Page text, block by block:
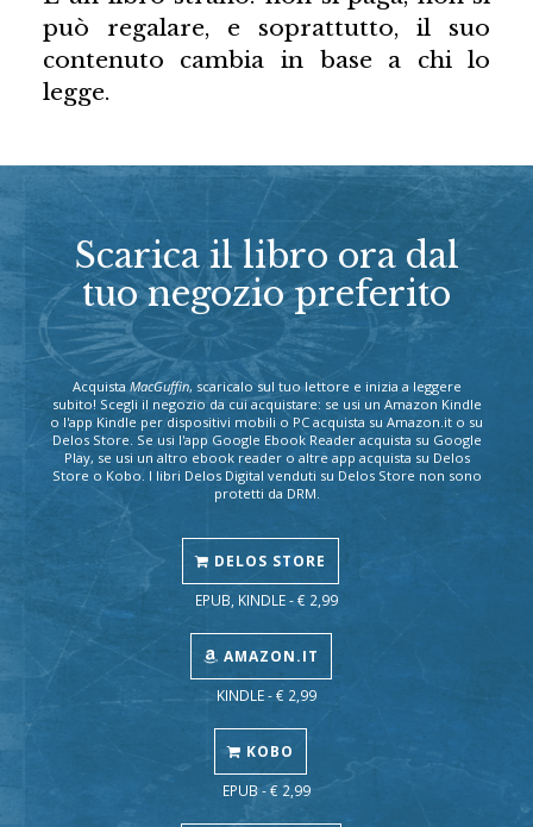
può regalare, e soprattutto, il suo
contenuto cambia in base a chi lo
legge.
Scarica il libro ora dal
tuo negozio preferito
Acquista MacGuffin, scaricalo sul tuo lettore e inizia a leggere
subito! Scegli il negozio da cui acquistare: se usi un Amazon Kindle
o l'app Kindle per dispositivi mobili o PC acquista su Amazon.it o su
Delos Store. Se usi l'app Google Ebook Reader acquista su Google
Play, se usi un altro ebook reader o altre app acquista su Delos
Store o Kobo. I libri Delos Digital venduti su Delos Store non sono
protetti da DRM.
DELOS STORE
EPUB, KINDLE - € 2,99
AMAZON.IT
KINDLE - € 2,99
KOBO
EPUB - € 2,99